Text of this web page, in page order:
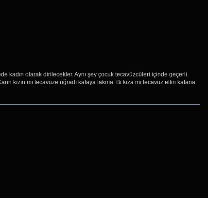
kadın olarak dirilecekler. Aynı şey çocuk tecavüzcüleri içinde geçerli.
kızın mı tecavüze uğradı kafaya takma. Bi kıza mı tecavüz ettin kafana